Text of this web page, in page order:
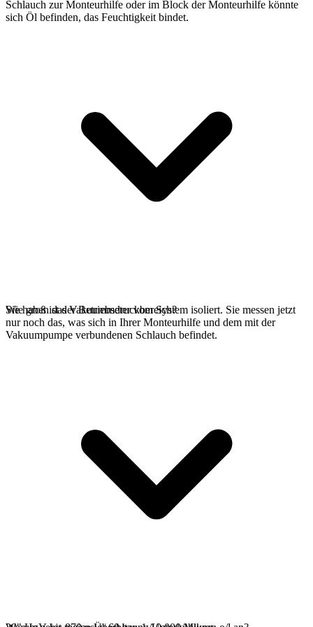
Schlauch zur Monteurhilfe oder im Block der Monteurhilfe könnte
sich Öl befinden, das Feuchtigkeit bindet.
Sie haben das Vakuummeter vom System isoliert. Sie messen jetzt
nur noch das, was sich in Ihrer Monteurhilfe und dem mit der
Vakuumpumpe verbundenen Schlauch befindet.
Wie groß ist der Betriebsdruckbereich?